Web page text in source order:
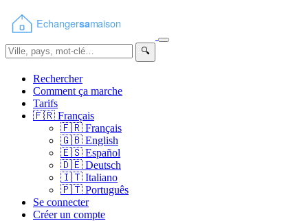
🔍
Rechercher
Comment ça marche
Tarifs
🇫🇷 Français
🇫🇷 Français
🇬🇧 English
🇪🇸 Español
🇩🇪 Deutsch
🇮🇹 Italiano
🇵🇹 Português
Se connecter
Créer un compte